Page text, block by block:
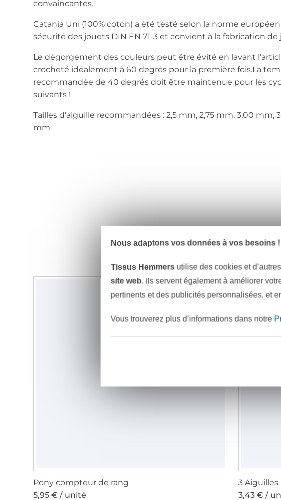
convaincantes.
Catania Uni (100% coton) a été testé selon la norme
sécurité des jouets DIN EN 71-3 et convient à la fabrication de
Le dégorgement des couleurs peut être évité en lavant
crocheté idéalement à 60 degrés pour la première fois.La
recommandée de 40 degrés doit être maintenue pour les
suivants !
Tailles d'aiguille recommandées : 2,5 mm, 2,75 mm, 3,00 mm,
mm
Pony compteur de rang
5,95 € / unité
3 Aiguilles
3,43 € /
Nous adaptons vos données à vos besoins !
Tissus Hemmers utilise des cookies et
site web. Ils servent également à améliorer
pertinents et des publicités personnalisées, et
Vous trouverez plus d’informations dans notre